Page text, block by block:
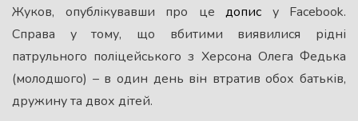
Жуков, опублікувавши про це допис у Facebook.
Справа у тому, що вбитими виявилися рідні
патрульного поліцейського з Херсона Олега Федька
(молодшого) – в один день він втратив обох батьків,
дружину та двох дітей.